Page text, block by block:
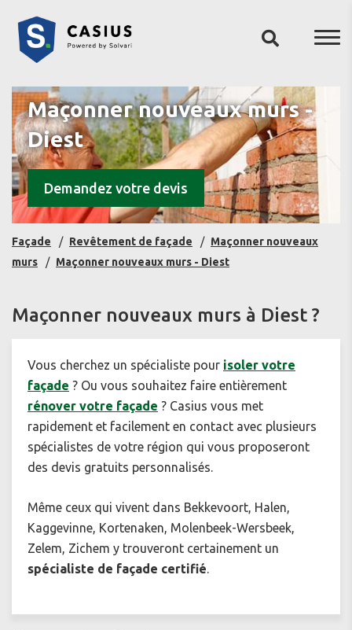
Maçonner nouveaux murs -
Diest
Demandez votre devis
Façade Revêtement de façade
Maçonner nouveaux
murs
Maçonner nouveaux murs - Diest
Maçonner nouveaux murs à Diest ?
Vous cherchez un spécialiste pour isoler votre
façade ? Ou vous souhaitez faire entièrement
rénover votre façade ? Casius vous met
rapidement et facilement en contact avec plusieurs
spécialistes de votre région qui vous proposeront
des devis gratuits personnalisés.
Même ceux qui vivent dans Bekkevoort, Halen,
Kaggevinne, Kortenaken, Molenbeek-Wersbeek,
Zelem, Zichem y trouveront certainement un
spécialiste de façade certifié.